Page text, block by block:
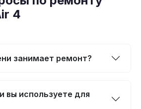
4
занимает ремонт?
вы используете для